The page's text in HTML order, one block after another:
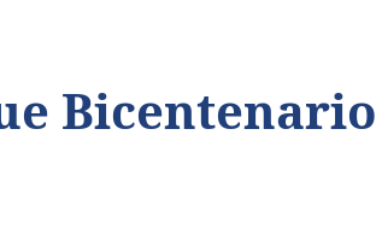
Bicentenario